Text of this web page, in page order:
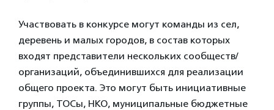
Участвовать в конкурсе могут команды из сел,
деревень и малых городов, в состав которых
входят представители нескольких сообществ/
организаций, объединившихся для реализации
общего проекта. Это могут быть инициативные
группы, ТОСы, НКО, муниципальные бюджетные